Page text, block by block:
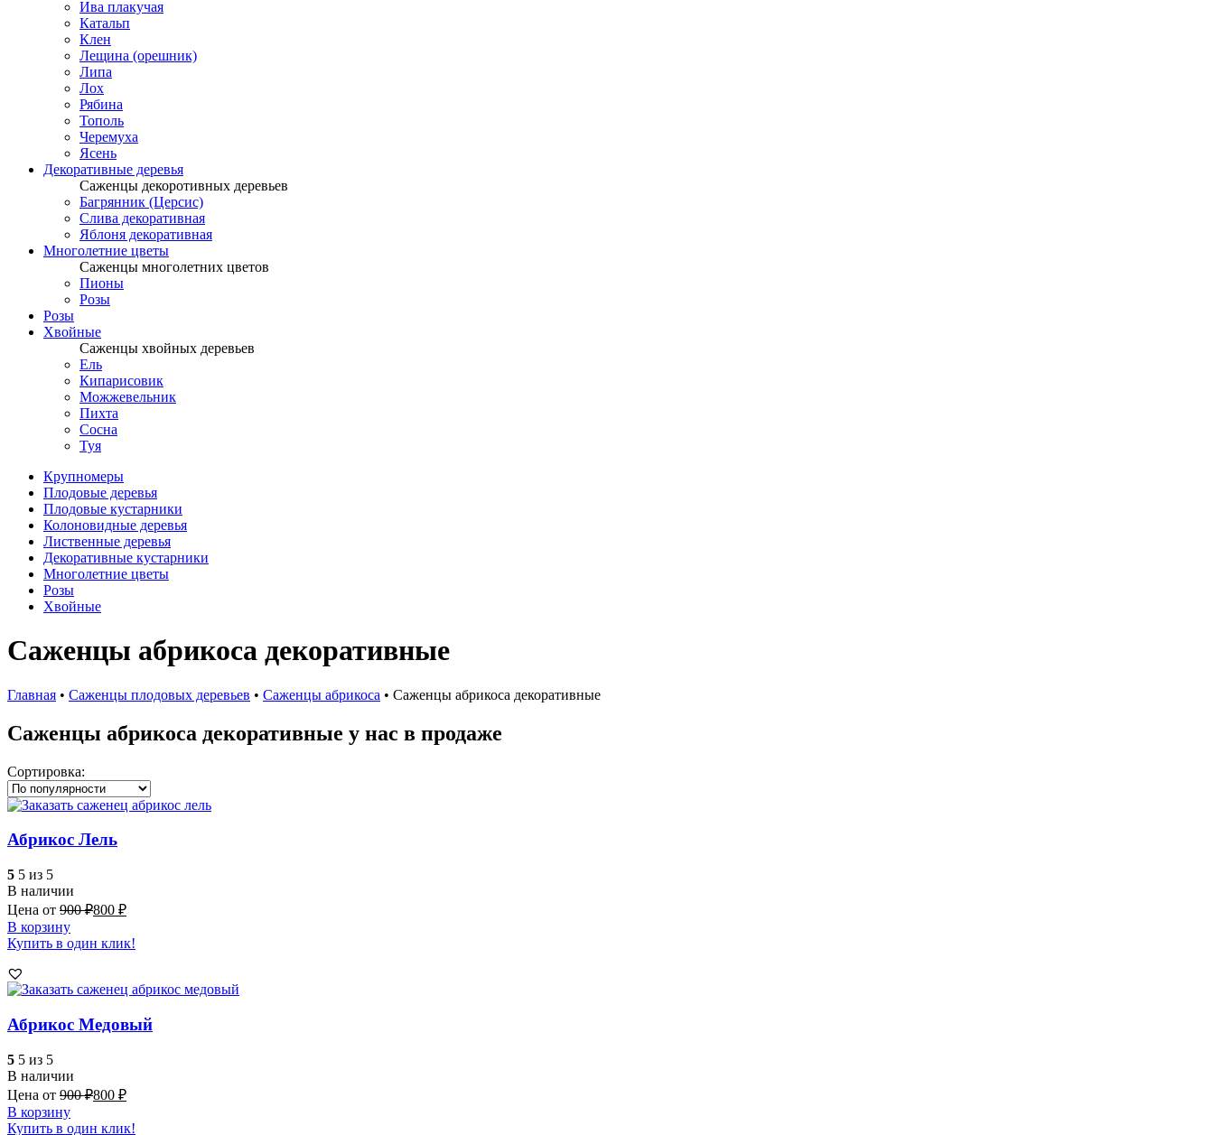
Ива плакучая
Катальп
Клен
Лещина (орешник)
Липа
Лох
Рябина
Тополь
Черемуха
Ясень
Декоративные деревья
Саженцы декоротивных деревьев
Багрянник (Церсис)
Слива декоративная
Яблоня декоративная
Многолетние цветы
Саженцы многолетних цветов
Пионы
Розы
Розы
Хвойные
Саженцы хвойных деревьев
Ель
Кипарисовик
Можжевельник
Пихта
Сосна
Туя
Крупномеры
Плодовые деревья
Плодовые кустарники
Колоновидные деревья
Лиственные деревья
Декоративные кустарники
Многолетние цветы
Розы
Хвойные
Саженцы абрикоса декоративные
Главная • Саженцы плодовых деревьев • Саженцы абрикоса • Саженцы абрикоса декоративные
Саженцы абрикоса декоративные у нас в продаже
Сортировка:
Абрикос Лель
5 5 из 5
В наличии
Цена от 900₽800 ₽
В корзину
Купить в один клик!
Абрикос Медовый
5 5 из 5
В наличии
Цена от 900₽800 ₽
В корзину
Купить в один клик!